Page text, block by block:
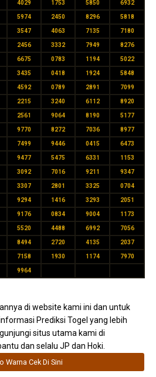
4029 1753 5850 6932
5974 2450 8296 5818
3547 4063 7135 7180
2456 3332 7949 8276
6675 0783 1194 5022
3435 0418 1924 5848
4592 0789 2891 7099
2215 3240 6112 8920
2561 9064 8190 5177
9770 8272 7036 8977
7499 9446 0415 6473
9477 5475 6331 1153
3092 7016 9211 9347
3307 2801 3325 0704
9294 1416 3293 2051
9176 0834 9004 1173
5520 4488 6992 7056
8494 2720 4135 2037
7158 1930 1174 7970
9964
di website kami ini dan untuk
Prediksi Togel yang lebih
situs utama kami di
dan selalu JP dan Hoki.
Warna Cek Di Sini